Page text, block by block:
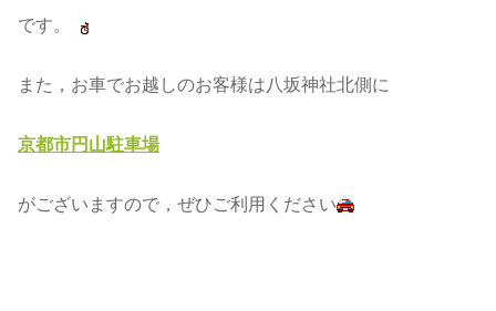
です。
また，お車でお越しのお客様は八坂神社北側に
京都市円山駐車場
がございますので，ぜひご利用ください